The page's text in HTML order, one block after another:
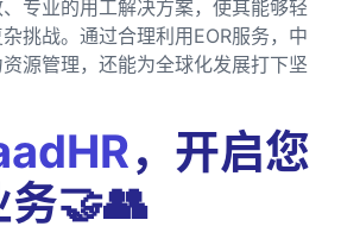
专业的用工解决方案，使其能够轻
挑战。通过合理利用EOR服务，中
源管理，还能为全球化发展打下坚
，开启您
务🤝👥